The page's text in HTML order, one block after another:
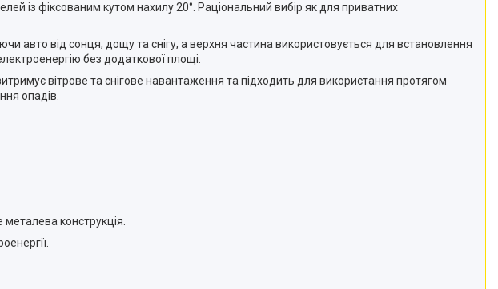
із фіксованим кутом нахилу 20°. Раціональний вибір як для приватних
авто від сонця, дощу та снігу, а верхня частина використовується для встановлення
без додаткової площі.
вітрове та снігове навантаження та підходить для використання протягом
опадів.
конструкція.